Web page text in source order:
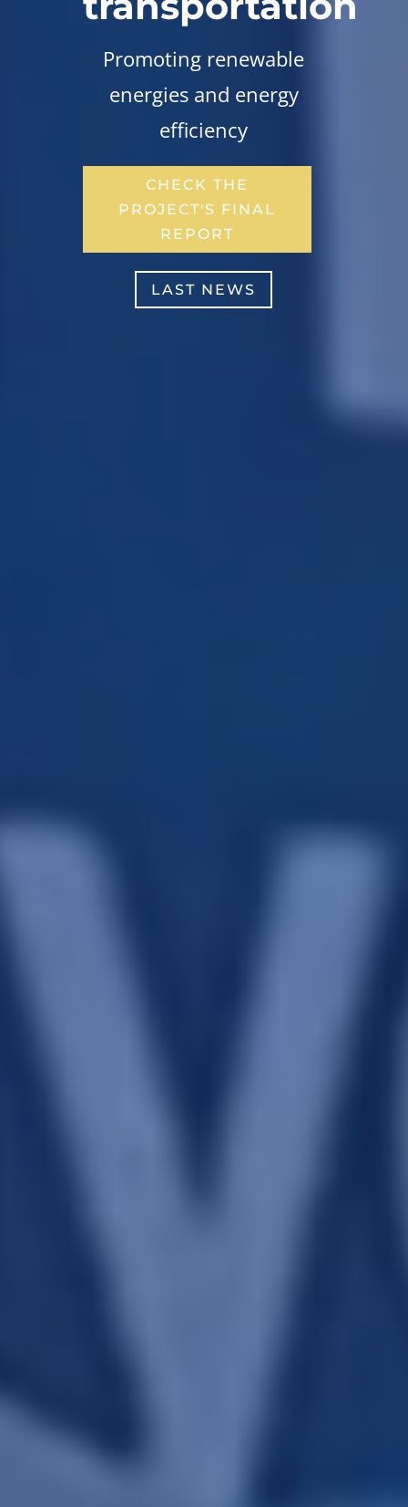
Promoting renewable
energies and energy
efficiency
CHECK THE
PROJECT'S FINAL
REPORT
LAST NEWS